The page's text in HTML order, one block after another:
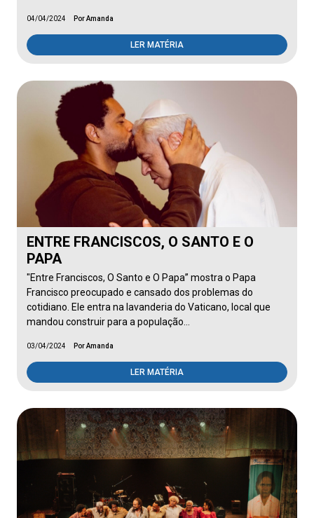
04/04/2024 Por Amanda
LER MATÉRIA
ENTRE FRANCISCOS, O SANTO E O
PAPA
"Entre Franciscos, O Santo e O Papa” mostra o Papa
Francisco preocupado e cansado dos problemas do
cotidiano. Ele entra na lavanderia do Vaticano, local que
mandou construir para a população…
03/04/2024 Por Amanda
LER MATÉRIA